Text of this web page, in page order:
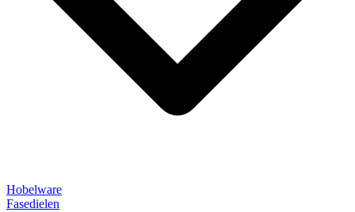
Hobelware
Fasedielen